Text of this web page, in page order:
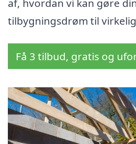
af, hvordan vi kan gøre
tilbygningsdrøm til
Få 3 tilbud, gratis og